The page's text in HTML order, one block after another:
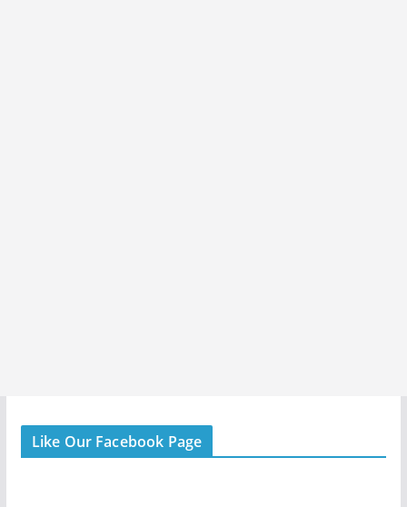
Like Our Facebook Page